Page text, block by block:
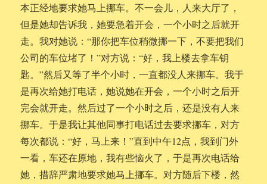
本正经地要求她马上挪车。不一会儿，人来大厅了，
但是她却告诉我，她要急着开会，一个小时之后就开
走。我对她说：“那你把车位稍微挪一下，不要把我们
公司的车位堵了！”对方说：“好，我上楼去拿车钥
匙。”然后又等了半个小时，一直都没人来挪车。我于
是再次给她打电话，她说她在开会，一个小时之后开
完会就开走。然后过了一个小时之后，还是没有人来
挪车。于是我让其他同事打电话过去要求挪车，对方
每次都说：“好，马上来！”直到中午12点，我到门外
一看，车还在原地，我有些恼火了，于是再次电话给
她，措辞严肃地要求她马上挪车。对方随后下楼，然